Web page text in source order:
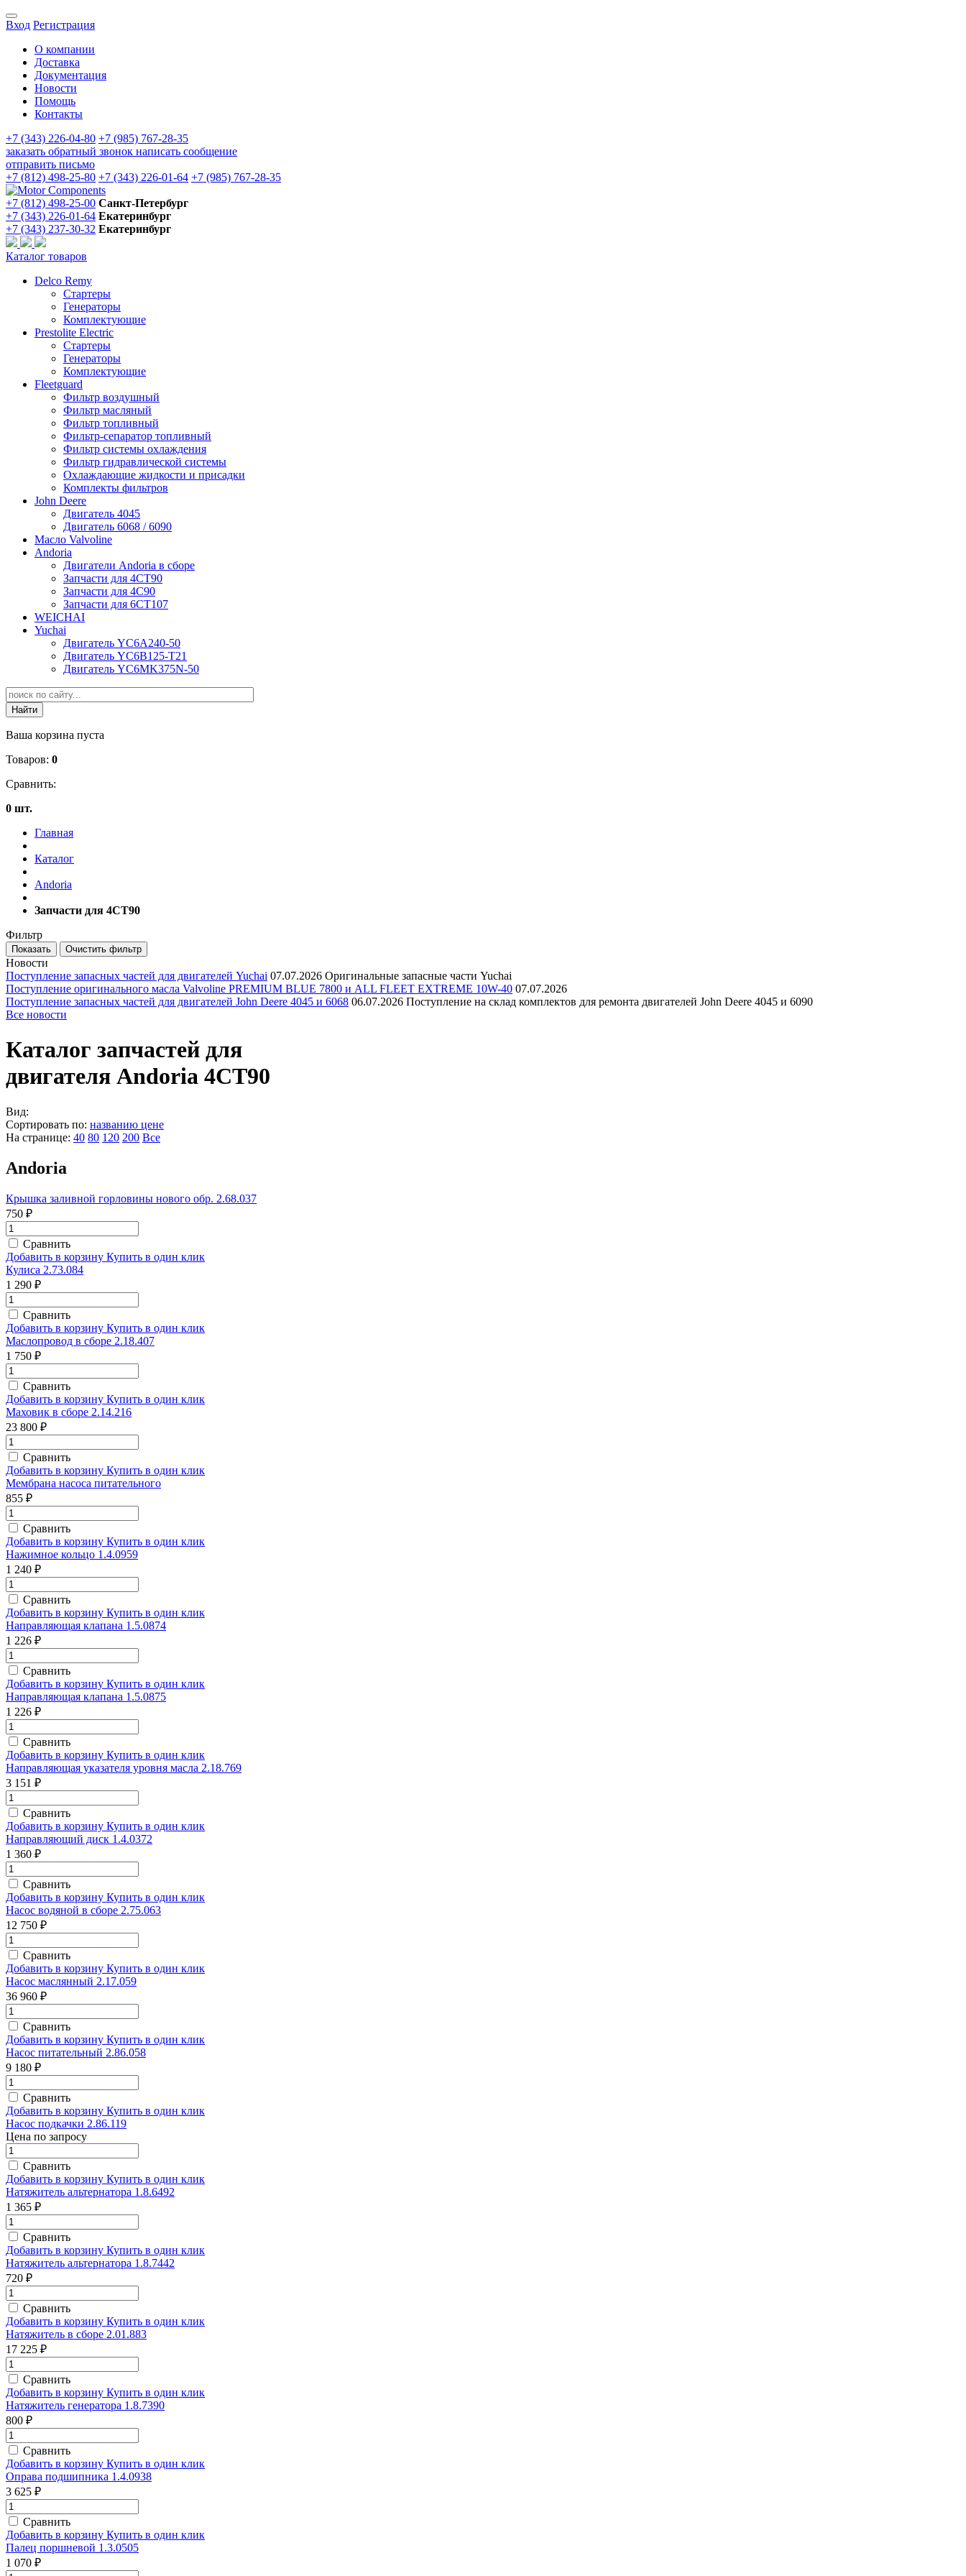
Вход Регистрация
О компании
Доставка
Документация
Новости
Помощь
Контакты
+7 (343) 226-04-80 +7 (985) 767-28-35
заказать обратный звонок написать сообщение
отправить письмо
+7 (812) 498-25-80 +7 (343) 226-01-64 +7 (985) 767-28-35
+7 (812) 498-25-00 Санкт-Петербург
+7 (343) 226-01-64 Екатеринбург
+7 (343) 237-30-32 Екатеринбург
Каталог товаров
Delco Remy
Стартеры
Генераторы
Комплектующие
Prestolite Electric
Стартеры
Генераторы
Комплектующие
Fleetguard
Фильтр воздушный
Фильтр масляный
Фильтр топливный
Фильтр-сепаратор топливный
Фильтр системы охлаждения
Фильтр гидравлической системы
Охлаждающие жидкости и присадки
Комплекты фильтров
John Deere
Двигатель 4045
Двигатель 6068 / 6090
Масло Valvoline
Andoria
Двигатели Andoria в сборе
Запчасти для 4CT90
Запчасти для 4С90
Запчасти для 6CT107
WEICHAI
Yuchai
Двигатель YC6A240-50
Двигатель YC6B125-T21
Двигатель YC6MK375N-50
Ваша корзина пуста
Товаров: 0
Сравнить:
0 шт.
Главная
Каталог
Andoria
Запчасти для 4CT90
Фильтр
Новости
Поступление запасных частей для двигателей Yuchai 07.07.2026 Оригинальные запасные части Yuchai
Поступление оригинального масла Valvoline PREMIUM BLUE 7800 и ALL FLEET EXTREME 10W-40 07.07.2026
Поступление запасных частей для двигателей John Deere 4045 и 6068 06.07.2026 Поступление на склад комплектов для ремонта двигателей John Deere 4045 и 6090
Все новости
Каталог запчастей для
двигателя Andoria 4CT90
Вид:
Сортировать по: названию цене
На странице: 40 80 120 200 Все
Andoria
Крышка заливной горловины нового обр. 2.68.037
750 ₽
Сравнить
Добавить в корзину Купить в один клик
Кулиса 2.73.084
1 290 ₽
Сравнить
Добавить в корзину Купить в один клик
Маслопровод в сборе 2.18.407
1 750 ₽
Сравнить
Добавить в корзину Купить в один клик
Маховик в сборе 2.14.216
23 800 ₽
Сравнить
Добавить в корзину Купить в один клик
Мембрана насоса питательного
855 ₽
Сравнить
Добавить в корзину Купить в один клик
Нажимное кольцо 1.4.0959
1 240 ₽
Сравнить
Добавить в корзину Купить в один клик
Направляющая клапана 1.5.0874
1 226 ₽
Сравнить
Добавить в корзину Купить в один клик
Направляющая клапана 1.5.0875
1 226 ₽
Сравнить
Добавить в корзину Купить в один клик
Направляющая указателя уровня масла 2.18.769
3 151 ₽
Сравнить
Добавить в корзину Купить в один клик
Направляющий диск 1.4.0372
1 360 ₽
Сравнить
Добавить в корзину Купить в один клик
Насос водяной в сборе 2.75.063
12 750 ₽
Сравнить
Добавить в корзину Купить в один клик
Насос маслянный 2.17.059
36 960 ₽
Сравнить
Добавить в корзину Купить в один клик
Насос питательный 2.86.058
9 180 ₽
Сравнить
Добавить в корзину Купить в один клик
Насос подкачки 2.86.119
Цена по запросу
Сравнить
Добавить в корзину Купить в один клик
Натяжитель альтернатора 1.8.6492
1 365 ₽
Сравнить
Добавить в корзину Купить в один клик
Натяжитель альтернатора 1.8.7442
720 ₽
Сравнить
Добавить в корзину Купить в один клик
Натяжитель в сборе 2.01.883
17 225 ₽
Сравнить
Добавить в корзину Купить в один клик
Натяжитель генератора 1.8.7390
800 ₽
Сравнить
Добавить в корзину Купить в один клик
Оправа подшипника 1.4.0938
3 625 ₽
Сравнить
Добавить в корзину Купить в один клик
Палец поршневой 1.3.0505
1 070 ₽